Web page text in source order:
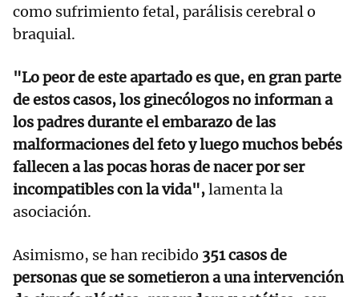
como sufrimiento fetal, parálisis cerebral o
braquial.
"Lo peor de este apartado es que, en gran parte
de estos casos, los ginecólogos no informan a
los padres durante el embarazo de las
malformaciones del feto y luego muchos bebés
fallecen a las pocas horas de nacer por ser
incompatibles con la vida",lamenta la
asociación.
Asimismo, se han recibido 351 casos de
personas que se sometieron a una intervención